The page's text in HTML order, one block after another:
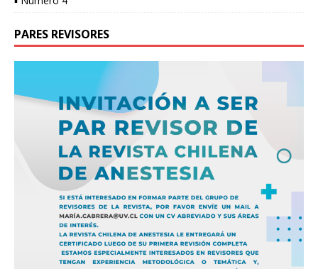
PARES REVISORES